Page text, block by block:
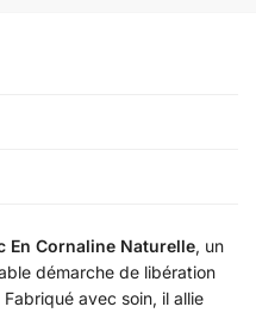
En Cornaline Naturelle, un
démarche de libération
avec soin, il allie